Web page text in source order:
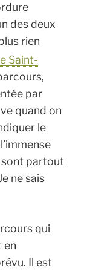
des deux
rien
Saint-
par
quand on
le
sont partout
ne sais
qui
en
Il est